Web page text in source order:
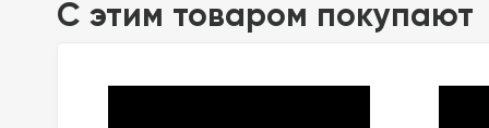
C этим товаром покупают